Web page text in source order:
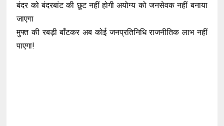
बंदर को बंदरबांट की छूट नहीं होगी अयोग्य को जनसेवक नहीं बनाया
जाएगा
मुफ्त की रबड़ी बाँटकर अब कोई जनप्रतिनिधि राजनीतिक लाभ नहीं
पाएगा!